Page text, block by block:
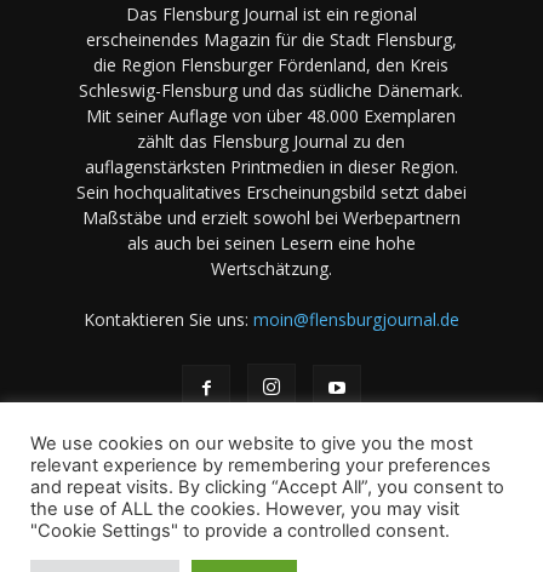
Das Flensburg Journal ist ein regional
erscheinendes Magazin für die Stadt Flensburg,
die Region Flensburger Fördenland, den Kreis
Schleswig-Flensburg und das südliche Dänemark.
Mit seiner Auflage von über 48.000 Exemplaren
zählt das Flensburg Journal zu den
auflagenstärksten Printmedien in dieser Region.
Sein hochqualitatives Erscheinungsbild setzt dabei
Maßstäbe und erzielt sowohl bei Werbepartnern
als auch bei seinen Lesern eine hohe
Wertschätzung.
Kontaktieren Sie uns: moin@flensburgjournal.de
Über uns Stellenangebote Impressum
Datenschutz
Magazin-Archiv
Das Magazin Mediadaten
We use cookies on our website to give you the most
relevant experience by remembering your preferences
and repeat visits. By clicking “Accept All”, you consent to
the use of ALL the cookies. However, you may visit
"Cookie Settings" to provide a controlled consent.